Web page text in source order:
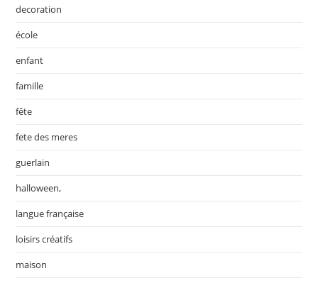
decoration
école
enfant
famille
fête
fete des meres
guerlain
halloween,
langue française
loisirs créatifs
maison